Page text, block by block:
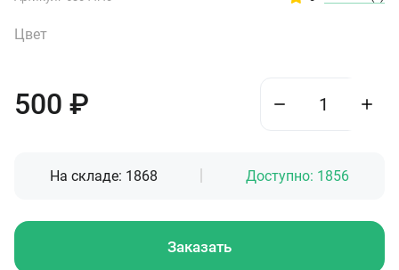
Цвет
500 ₽
На складе: 1868 Доступно: 1856
Заказать